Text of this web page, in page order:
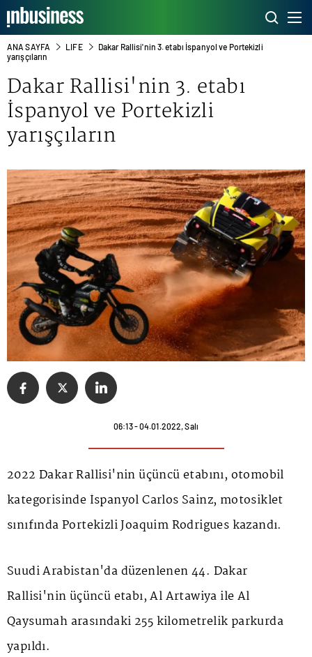
ANA SAYFA LIFE
Dakar Rallisi'nin 3. etabı İspanyol ve Portekizli
yarışçıların
Dakar Rallisi'nin 3. etabı
İspanyol ve Portekizli
yarışçıların
06:13 - 04.01.2022, Salı
2022 Dakar Rallisi'nin üçüncü etabını, otomobil
kategorisinde İspanyol Carlos Sainz, motosiklet
sınıfında Portekizli Joaquim Rodrigues kazandı.
Suudi Arabistan'da düzenlenen 44. Dakar
Rallisi'nin üçüncü etabı, Al Artawiya ile Al
Qaysumah arasındaki 255 kilometrelik parkurda
yapıldı.